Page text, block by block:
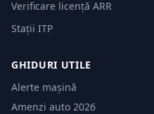
Verificare licență ARR
Stații ITP
GHIDURI UTILE
Alerte mașină
Amenzi auto 2026